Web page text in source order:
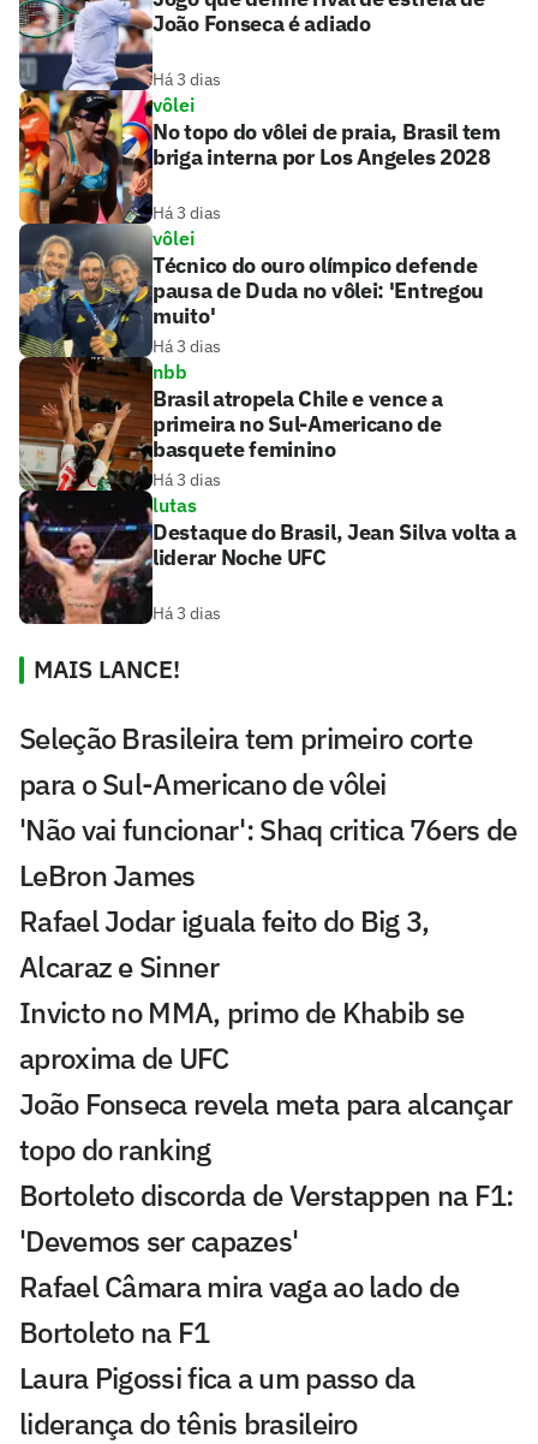
João Fonseca é adiado
Há 3 dias
vôlei
No topo do vôlei de praia, Brasil tem
briga interna por Los Angeles 2028
Há 3 dias
vôlei
Técnico do ouro olímpico defende
pausa de Duda no vôlei: 'Entregou
muito'
Há 3 dias
nbb
Brasil atropela Chile e vence a
primeira no Sul-Americano de
basquete feminino
Há 3 dias
lutas
Destaque do Brasil, Jean Silva volta a
liderar Noche UFC
Há 3 dias
MAIS LANCE!
Seleção Brasileira tem primeiro corte
para o Sul-Americano de vôlei
'Não vai funcionar': Shaq critica 76ers de
LeBron James
Rafael Jodar iguala feito do Big 3,
Alcaraz e Sinner
Invicto no MMA, primo de Khabib se
aproxima de UFC
João Fonseca revela meta para alcançar
topo do ranking
Bortoleto discorda de Verstappen na F1:
'Devemos ser capazes'
Rafael Câmara mira vaga ao lado de
Bortoleto na F1
Laura Pigossi fica a um passo da
liderança do tênis brasileiro